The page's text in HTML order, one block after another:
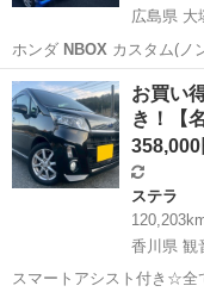
広島県 大
ホンダ NBOX カスタム(ノ
す。 現車確認可能な方のみご検討下さい。
現車確認時に詳細はご説明致します。 自動車税
す。
広島 広島市 大塚
お買い
き！【
358,000
ステラ
香川県 観
スマートアシスト付き☆全